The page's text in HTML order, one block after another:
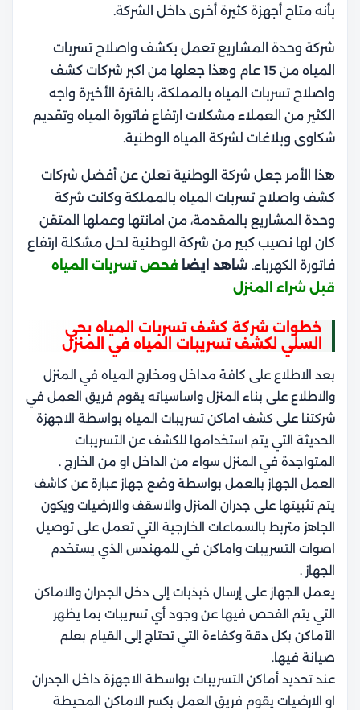
بأنه متاح أجهزة كثيرة أخرى داخل الشركة.
شركة وحدة المشاريع تعمل بكشف واصلاح تسربات
المياه من 15 عام وهذا جعلها من اكبر شركات كشف
واصلاح تسربات المياه بالمملكة، بالفترة الأخيرة واجه
الكثير من العملاء مشكلات ارتفاع فاتورة المياه وتقديم
شكاوى وبلاغات لشركة المياه الوطنية.
هذا الأمر جعل شركة الوطنية تعلن عن أفضل شركات
كشف واصلاح تسربات المياه بالمملكة وكانت شركة
وحدة المشاريع بالمقدمة، من امانتها وعملها المتقن
كان لها نصيب كبير من شركة الوطنية لحل مشكلة ارتفاع
فاتورة الكهرباء. شاهد ايضا فحص تسربات المياه
قبل شراء المنزل
خطوات شركة كشف تسربات المياه بحي
السلي لكشف تسريبات المياه في المنزل
بعد الاطلاع على كافة مداخل ومخارج المياه في المنزل
والاطلاع على بناء المنزل واساسياته يقوم فريق العمل في
شركتنا على كشف اماكن تسريبات المياه بواسطة الاجهزة
الحديثة التي يتم استخدامها للكشف عن التسريبات
المتواجدة في المنزل سواء من الداخل او من الخارج .
العمل الجهاز بالعمل بواسطة وضع جهاز عبارة عن كاشف
يتم تثبيتها على جدران المنزل والاسقف والارضيات ويكون
الجاهز متربط بالسماعات الخارجية التي تعمل على توصيل
اصوات التسريبات واماكن في للمهندس الذي يستخدم
الجهاز .
يعمل الجهاز على إرسال ذبذبات إلى دخل الجدران والاماكن
التي يتم الفحص فيها عن وجود أي تسريبات بما يظهر
الأماكن بكل دقة وكفاءة التي تحتاج إلى القيام بعلم
صيانة فيها.
عند تحديد أماكن التسريبات بواسطة الاجهزة داخل الجدران
او الارضيات يقوم فريق العمل بكسر الاماكن المحيطة